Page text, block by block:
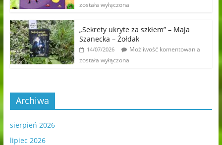
została wyłączona
„Sekrety ukryte za szkłem” – Maja
Szanecka – Żołdak
14/07/2026
Możliwość komentowania
została wyłączona
Archiwa
sierpień 2026
lipiec 2026